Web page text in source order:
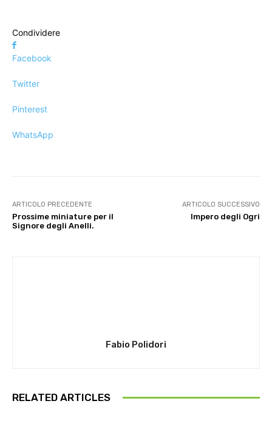
Condividere
Facebook
Twitter
Pinterest
WhatsApp
ARTICOLO PRECEDENTE
Prossime miniature per il
Signore degli Anelli.
ARTICOLO SUCCESSIVO
Impero degli Ogri
Fabio Polidori
RELATED ARTICLES